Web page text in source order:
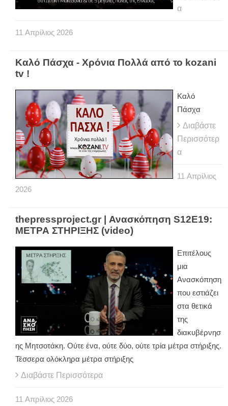
α
11 Απρίλιος 2026
Καλό Πάσχα - Χρόνια Πολλά από το kozani
tv !
Καλό
Πάσχα
Διαβάστε
Περισσότερ
α
11 Απρίλιος
2026
thepressproject.gr | Ανασκόπηση S12E19:
ΜΕΤΡΑ ΣΤΗΡΙΞΗΣ (video)
Επιτέλους
μια
Aνασκόπηση
που εστιάζει
στα θετικά
της
διακυβέρνησ
ης Μητσοτάκη. Ούτε ένα, ούτε δύο, ούτε τρία μέτρα στήριξης.
Τέσσερα ολόκληρα μέτρα στήριξης
Διαβάστε Περισσότερα
11 Απρίλιος 2026